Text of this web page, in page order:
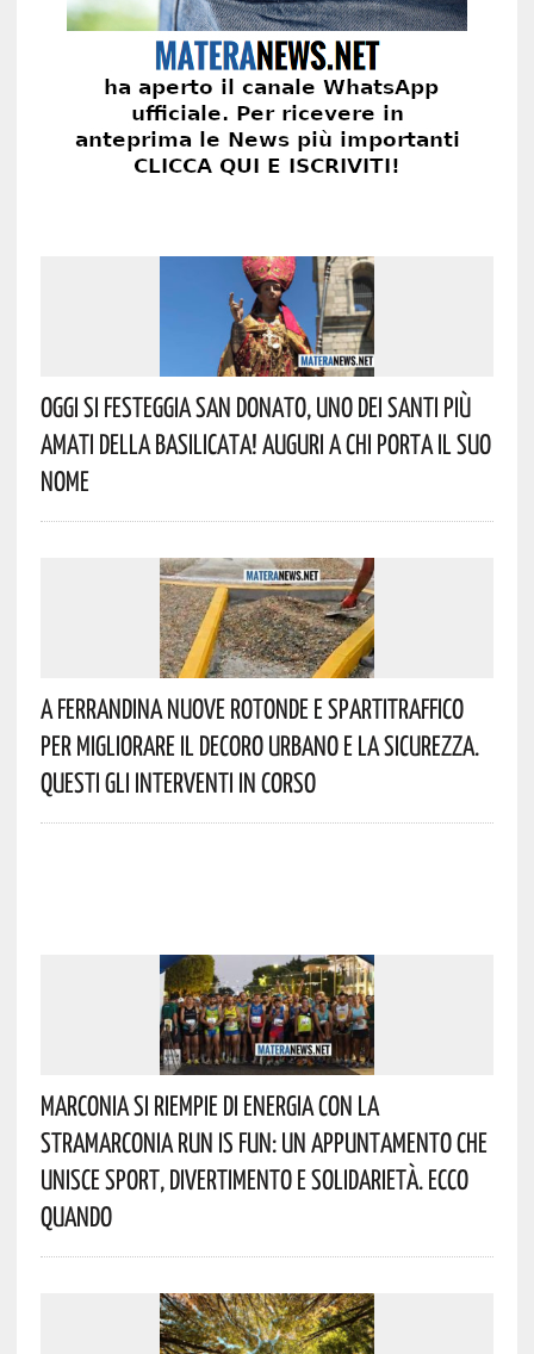
Oggi Si Festeggia San Donato, Uno Dei Santi Più
Amati Della Basilicata! Auguri A Chi Porta Il Suo
Nome
A Ferrandina Nuove Rotonde E Spartitraffico
Per Migliorare Il Decoro Urbano E La Sicurezza.
Questi Gli Interventi In Corso
Marconia Si Riempie Di Energia Con La
StraMarconia Run Is Fun: Un Appuntamento Che
Unisce Sport, Divertimento E Solidarietà. Ecco
Quando